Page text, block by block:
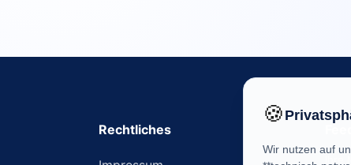
Rechtliches
🍪
Wir nutzen auf